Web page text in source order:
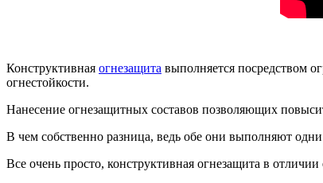
Конструктивная огнезащита выполняется посредством
огнестойкости.
Нанесение огнезащитных составов позволяющих
В чем собственно разница, ведь обе они выполняют
Все очень просто, конструктивная огнезащита в